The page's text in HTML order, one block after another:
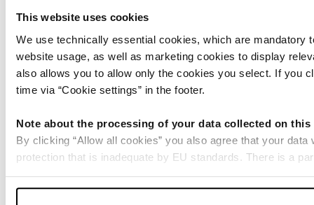
This website uses cookies
We use technically essential cookies, which are mandatory
website usage, as well as marketing cookies to display
also allows you to allow only the cookies you select. If you
time via “Cookie settings” in the footer.
Note about the processing of your data collected on this
By clicking “Allow all cookies” you also agree that your
protection that is inadequate by EU standards. There is a